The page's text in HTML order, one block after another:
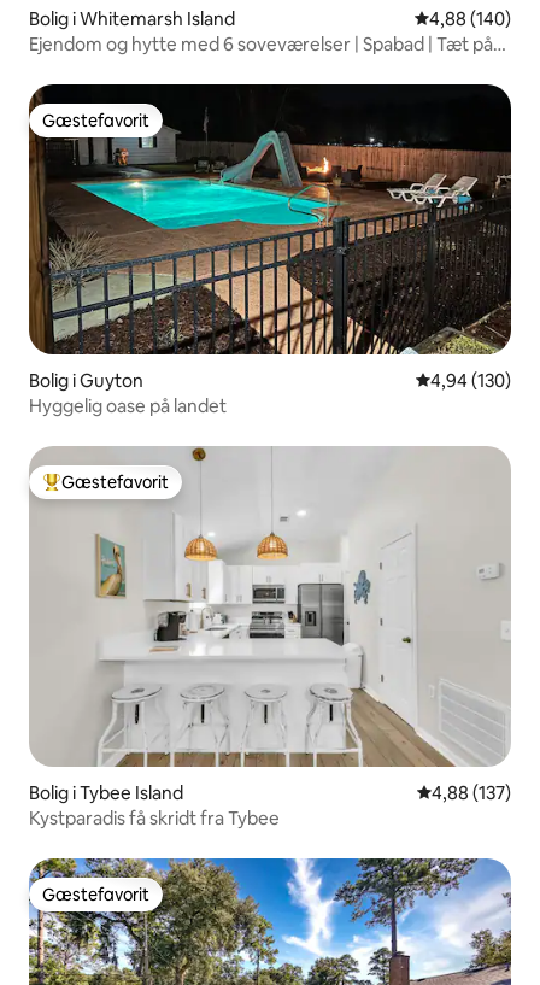
Bolig i Whitemarsh Island 4,88 ud af 5 i
4,88 (140)
Ejendom og hytte med 6 soveværelser | Spabad | Tæt på
Gæstefavorit
Gæstefavorit
Bolig i Guyton 4,94 ud af 5 i
4,94 (130)
Hyggelig oase på landet
Bedste gæstefavorit
Gæstefavorit
Bolig i Tybee Island 4,88 ud af 5 i
4,88 (137)
Kystparadis få skridt fra Tybee
Gæstefavorit
Gæstefavorit